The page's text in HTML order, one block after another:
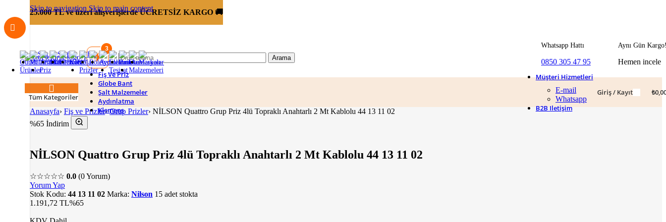
Skip to navigation Skip to main content
3
Arama
Whatsapp Hattı
0850 305 47 95
Aynı Gün
Hemen incele
Tüm Kategoriler
Fiş Ve Priz
Globe Bant
Şalt Malzemeler
Aydınlatma
Klemens
Müşteri Hizmetleri
E-mail
Whatsapp
B2B Iletişim
Giriş / Kayıt ₺
Anasayfa› Fiş ve Prizler› Grup Prizler› NİLSON Quattro Grup Priz 4lü Topraklı Anahtarlı 2 Mt Kablolu 44 13 11 02
%65 İndirim
NİLSON Quattro Grup Priz 4lü Topraklı Anahtarlı 2 Mt Kablolu 44 13 11 02
☆☆☆☆☆ 0.0 (0 Yorum)
Yorum Yap
Stok Kodu: 44 13 11 02 Marka: Nilson 15 adet stokta
1.191,72 TL%65
25.000 TL ve üzeri alışverişlerde ÜCRETSİZ KARGO 🚚